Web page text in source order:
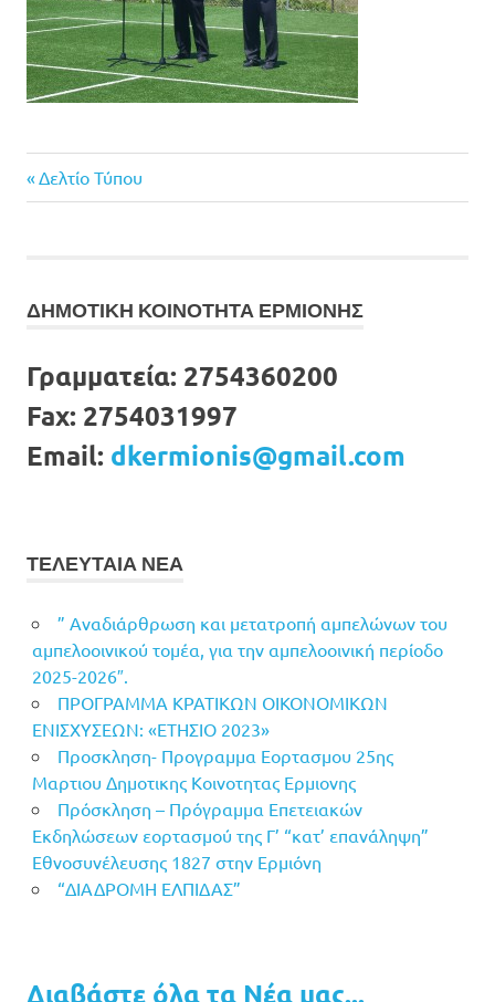
Πλοήγηση
Previous
Post:
Δελτίο Τύπου
ΔΗΜΟΤΙΚΗ ΚΟΙΝΟΤΗΤΑ ΕΡΜΙΟΝΗΣ
Γραμματεία: 2754360200
Fax: 2754031997
Email: dkermionis@gmail.com
ΤΕΛΕΥΤΑΙΑ ΝΕΑ
” Αναδιάρθρωση και μετατροπή αμπελώνων του
αμπελοοινικού τομέα, για την αμπελοοινική περίοδο
2025-2026″.
ΠΡΟΓΡΑΜΜΑ ΚΡΑΤΙΚΩΝ ΟΙΚΟΝΟΜΙΚΩΝ
ΕΝΙΣΧΥΣΕΩΝ: «ΕΤΗΣΙΟ 2023»
Προσκληση- Προγραμμα Εορτασμου 25ης
Μαρτιου Δημοτικης Κοινοτητας Ερμιονης
Πρόσκληση – Πρόγραμμα Επετειακών
Εκδηλώσεων εορτασμού της Γ’ “κατ’ επανάληψη”
Εθνοσυνέλευσης 1827 στην Ερμιόνη
“ΔΙΑΔΡΟΜΗ ΕΛΠΙΔΑΣ”
Διαβάστε όλα τα Νέα μας...